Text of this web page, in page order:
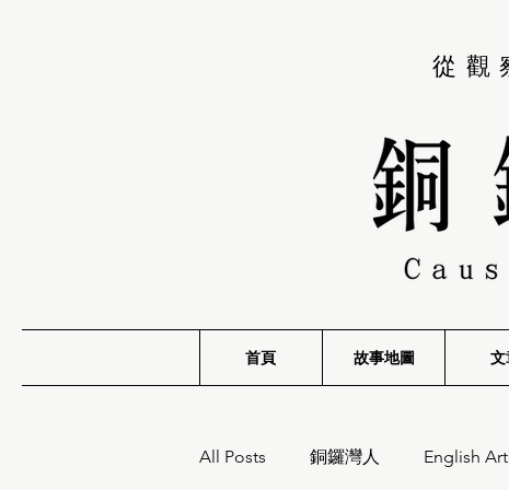
從觀
首頁 故事地圖 文
All Posts 銅鑼灣人 English